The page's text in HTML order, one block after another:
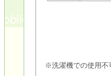
※洗濯機での使用不